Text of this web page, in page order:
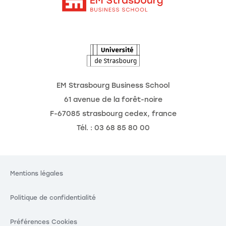
EM Strasbourg Business School
61 avenue de la forêt-noire
F-67085 strasbourg cedex, france
Tél. : 03 68 85 80 00
Mentions légales
Politique de confidentialité
Préférences Cookies